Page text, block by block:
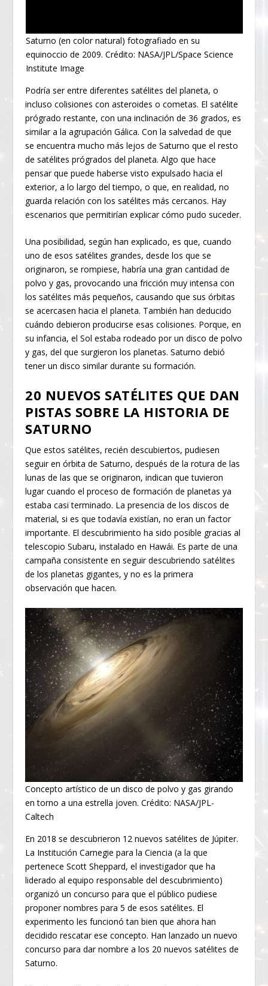
Saturno (en color natural) fotografiado en su
equinoccio de 2009. Crédito: NASA/JPL/Space Science
Institute Image
Podría ser entre diferentes satélites del planeta, o
incluso colisiones con asteroides o cometas. El satélite
prógrado restante, con una inclinación de 36 grados, es
similar a la agrupación Gálica. Con la salvedad de que
se encuentra mucho más lejos de Saturno que el resto
de satélites prógrados del planeta. Algo que hace
pensar que puede haberse visto expulsado hacia el
exterior, a lo largo del tiempo, o que, en realidad, no
guarda relación con los satélites más cercanos. Hay
escenarios que permitirían explicar cómo pudo suceder.
Una posibilidad, según han explicado, es que, cuando
uno de esos satélites grandes, desde los que se
originaron, se rompiese, habría una gran cantidad de
polvo y gas, provocando una fricción muy intensa con
los satélites más pequeños, causando que sus órbitas
se acercasen hacia el planeta. También han deducido
cuándo debieron producirse esas colisiones. Porque, en
su infancia, el Sol estaba rodeado por un disco de polvo
y gas, del que surgieron los planetas. Saturno debió
tener un disco similar durante su formación.
20 NUEVOS SATÉLITES QUE DAN
PISTAS SOBRE LA HISTORIA DE
SATURNO
Que estos satélites, recién descubiertos, pudiesen
seguir en órbita de Saturno, después de la rotura de las
lunas de las que se originaron, indican que tuvieron
lugar cuando el proceso de formación de planetas ya
estaba casi terminado. La presencia de los discos de
material, si es que todavía existían, no eran un factor
importante. El descubrimiento ha sido posible gracias al
telescopio Subaru, instalado en Hawái. Es parte de una
campaña consistente en seguir descubriendo satélites
de los planetas gigantes, y no es la primera
observación que hacen.
Concepto artístico de un disco de polvo y gas girando
en torno a una estrella joven. Crédito: NASA/JPL-
Caltech
En 2018 se descubrieron 12 nuevos satélites de Júpiter.
La Institución Carnegie para la Ciencia (a la que
pertenece Scott Sheppard, el investigador que ha
liderado al equipo responsable del descubrimiento)
organizó un concurso para que el público pudiese
proponer nombres para 5 de esos satélites. El
experimento les funcionó tan bien que ahora han
decidido rescatar ese concepto. Han lanzado un nuevo
concurso para dar nombre a los 20 nuevos satélites de
Saturno.